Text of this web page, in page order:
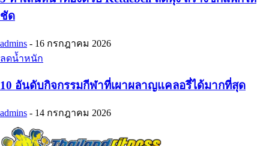
ชัด
admins - 16 กรกฎาคม 2026
ลดน้ำหนัก
10 อันดับกิจกรรมกีฬาที่เผาผลาญแคลอรี่ได้มากที่สุด
admins - 14 กรกฎาคม 2026